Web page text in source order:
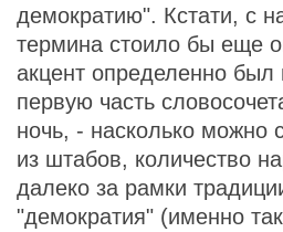
демократию". Кстати, с
термина стоило бы еще
акцент определенно был
первую часть
ночь, - насколько можно
из штабов, количество
далеко за рамки
"демократия" (именно